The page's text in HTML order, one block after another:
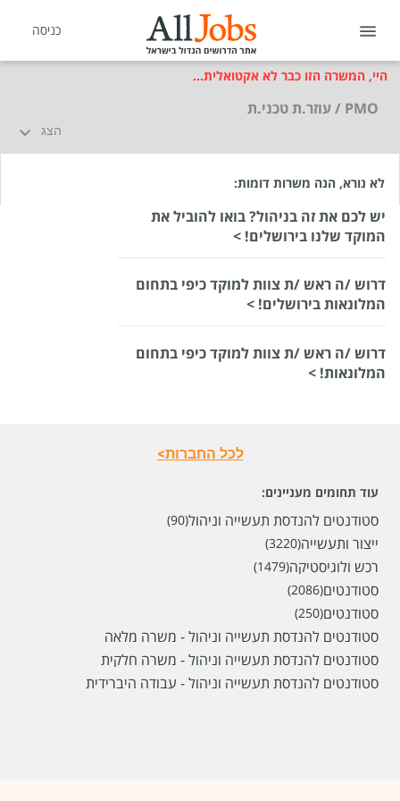
כניסה
היי, המשרה הזו כבר לא אקטואלית...
PMO / עוזר.ת טכני.ת
הצג
המעסיק לא סיפר לנו
סוג משרה מתאים גם לסטודנטים,אקדמאים ללא ניסיון,
מיקום
ירושלים
לא נורא, הנה משרות דומות:
יש לכם את זה בניהול? בואו להוביל את
המוקד שלנו בירושלים! >
דרוש /ה ראש /ת צוות למוקד כיפי בתחום
המלונאות בירושלים! >
דרוש /ה ראש /ת צוות למוקד כיפי בתחום
המלונאות! >
לכל החברות>
עוד תחומים מעניינים:
סטודנטים להנדסת תעשייה וניהול(90)
ייצור ותעשייה(3220)
רכש ולוגיסטיקה(1479)
סטודנטים(2086)
סטודנטים(250)
סטודנטים להנדסת תעשייה וניהול - משרה מלאה
סטודנטים להנדסת תעשייה וניהול - משרה חלקית
סטודנטים להנדסת תעשייה וניהול - עבודה היברידית